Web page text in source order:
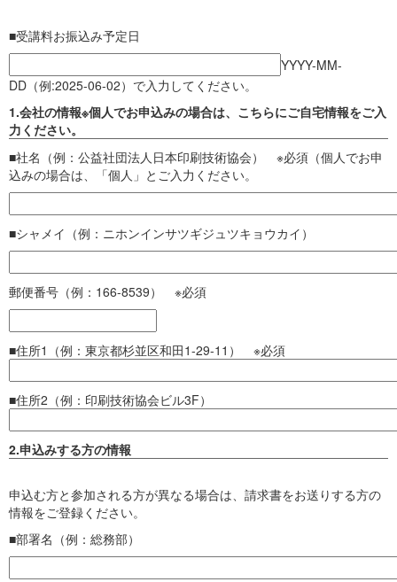
■受講料お振込み予定日
YYYY-MM-
DD（例:2025-06-02）で入力してください。
1.会社の情報※個人でお申込みの場合は、こちらにご自宅情報をご入
力ください。
■社名（例：公益社団法人日本印刷技術協会） ※必須（個人でお申
込みの場合は、「個人」とご入力ください。
■シャメイ（例：ニホンインサツギジュツキョウカイ）
郵便番号（例：166-8539） ※必須
■住所1（例：東京都杉並区和田1-29-11） ※必須
■住所2（例：印刷技術協会ビル3F）
2.申込みする方の情報
申込む方と参加される方が異なる場合は、請求書をお送りする方の
情報をご登録ください。
■部署名（例：総務部）